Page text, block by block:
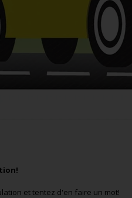
et tentez d'en faire un mot!